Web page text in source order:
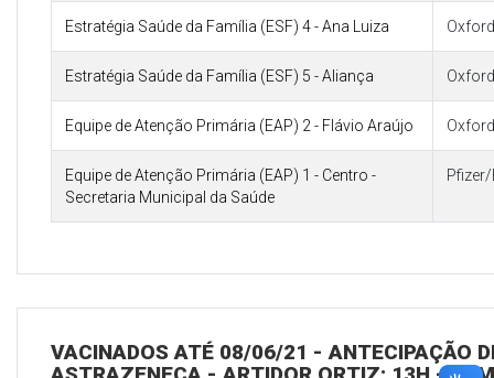
Estratégia Saúde da Família (ESF) 4 - Ana Luiza
Estratégia Saúde da Família (ESF) 5 - Aliança
Equipe de Atenção Primária (EAP) 2 - Flávio Araújo
Equipe de Atenção Primária (EAP) 1 - Centro -
Secretaria Municipal da Saúde
VACINADOS ATÉ 08/06/21 - ANTECIPAÇÃO